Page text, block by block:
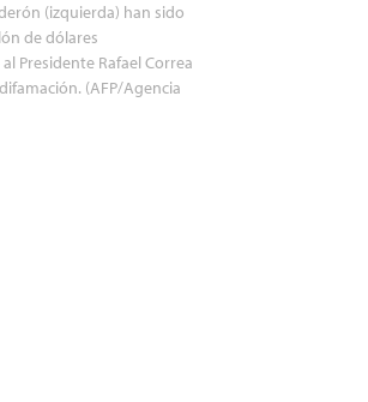
(izquierda) han sido
de dólares
Presidente Rafael Correa
(AFP/Agencia